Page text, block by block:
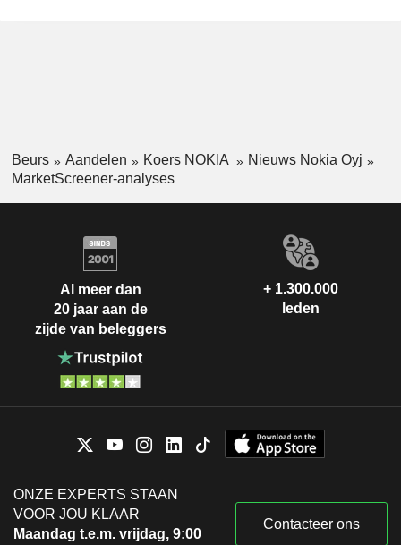
Beurs Aandelen Koers NOKIA
Nieuws Nokia Oyj
MarketScreener-analyses
Al meer dan
20 jaar aan de
zijde van beleggers
+ 1.300.000
leden
ONZE EXPERTS STAAN
VOOR JOU KLAAR
Maandag t.e.m. vrijdag, 9:00
Contacteer ons